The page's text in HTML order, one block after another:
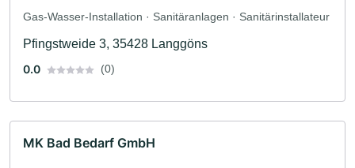
Gas-Wasser-Installation · Sanitäranlagen · Sanitärinstallateur
Pfingstweide 3, 35428 Langgöns
0.0
(0)
MK Bad Bedarf GmbH